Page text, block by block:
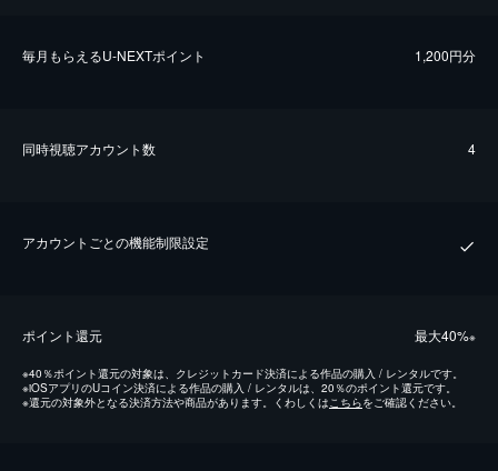
毎⽉もらえるU-NEXTポイント 1,200円分
同時視聴アカウント数 4
アカウントごとの機能制限設定
ポイント還元 最⼤40%※
※40％ポイント還元の対象は、クレジットカード決済による作品の購入 / レンタルです。
※iOSアプリのUコイン決済による作品の購入 / レンタルは、20％のポイント還元です。
※還元の対象外となる決済方法や商品があります。くわしくは こちらをご確認ください。